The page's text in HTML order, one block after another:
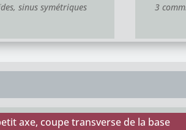
sinus symétriques
3
axe, coupe transverse de la base